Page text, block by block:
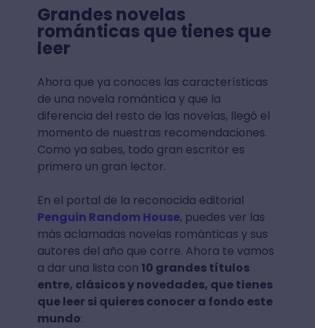
Grandes novelas
románticas que tienes que
leer
Ahora que ya conoces las características
de una novela romántica y que la
diferencia del resto de las novelas, llegó el
momento de nuestras recomendaciones.
Como ya sabes, todo gran escritor es
primero un gran lector.
En el portal de la reconocida editorial
Penguin Random House, puedes ver las
más aclamadas novelas románticas y sus
autores del año que corre. Ahora te vamos
a dar una lista con 10 grandes títulos
entre, clásicos y novedades, que tienes
que leer si quieres conocer a fondo este
mundo: